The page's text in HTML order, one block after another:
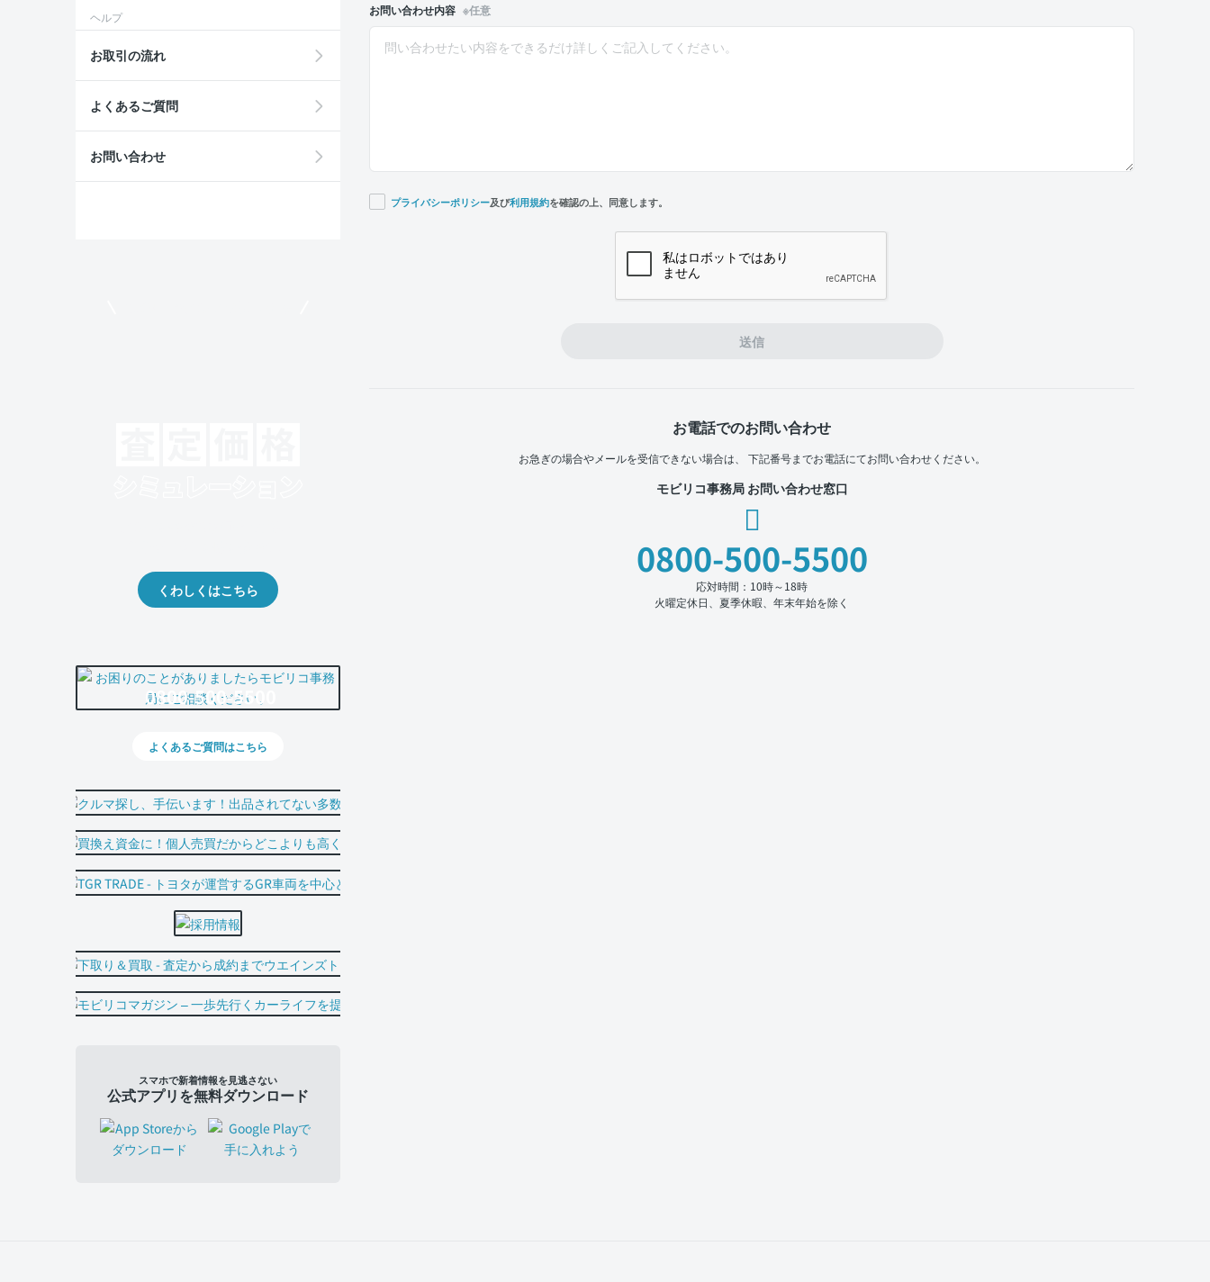
お問い合わせ内容 ※任意
プライバシーポリシー及び利用規約を確認の上、同意します。
送信
お電話でのお問い合わせ
お急ぎの場合やメールを受信できない場合は、 下記番号までお電話にてお問い合わせください。
モビリコ事務局 お問い合わせ窓口
0800-500-5500
応対時間：10時～18時
火曜定休日、夏季休暇、年末年始を除く
ヘルプ
お取引の流れ
よくあるご質問
お問い合わせ
くわしくはこちら
0800-500-5500
よくあるご質問はこちら
スマホで新着情報を見逃さない
公式アプリを無料ダウンロード